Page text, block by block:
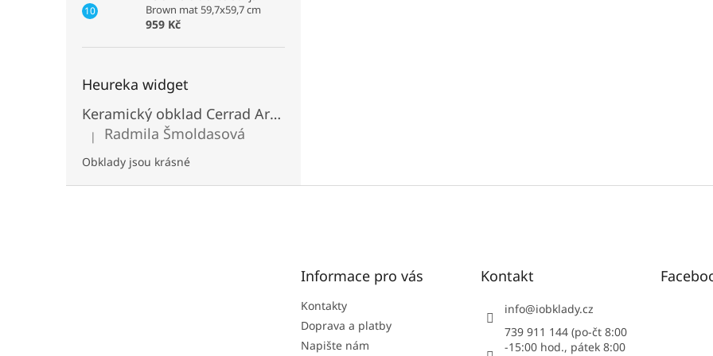
Brown mat 59,7x59,7 cm
959 Kč
Heureka widget
Keramický obklad Cerrad Aragon Savana
Hodnocení produktu je 5 z 5 hvězdiček.
| Radmila Šmoldasová
Obklady jsou krásné
Informace pro vás
Kontakty
Doprava a platby
Napište nám
Kontakt
info@iobklady.cz
739 911 144 (po-čt 8:00
-15:00 hod., pátek 8:00